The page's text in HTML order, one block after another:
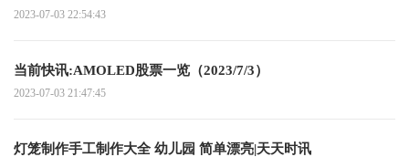
2023-07-03 22:54:43
当前快讯:AMOLED股票一览（2023/7/3）
2023-07-03 21:47:45
灯笼制作手工制作大全 幼儿园 简单漂亮|天天时讯